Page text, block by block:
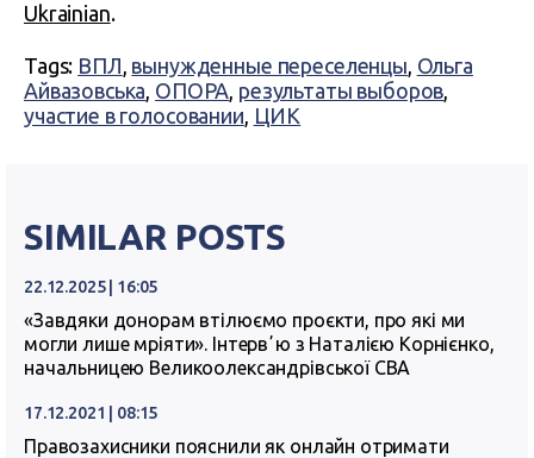
Ukrainian.
Tags: ВПЛ, вынужденные переселенцы, Ольга
Айвазовська, ОПОРА, результаты выборов,
участие в голосовании, ЦИК
SIMILAR POSTS
22.12.2025 | 16:05
«Завдяки донорам втілюємо проєкти, про які ми
могли лише мріяти». Інтервʼю з Наталією Корнієнко,
начальницею Великоолександрівської СВА
17.12.2021 | 08:15
Правозахисники пояснили як онлайн отримати